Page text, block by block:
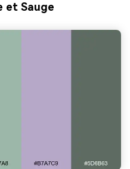
et Sauge